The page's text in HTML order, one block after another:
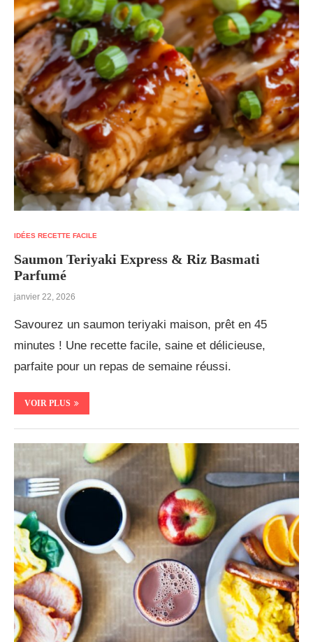
IDÉES RECETTE FACILE
Saumon Teriyaki Express & Riz Basmati
Parfumé
janvier 22, 2026
Savourez un saumon teriyaki maison, prêt en 45
minutes ! Une recette facile, saine et délicieuse,
parfaite pour un repas de semaine réussi.
VOIR PLUS